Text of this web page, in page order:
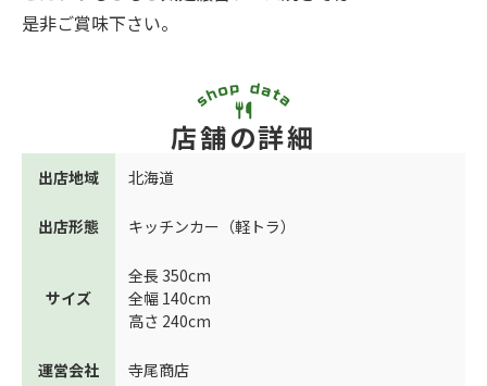
是非ご賞味下さい。
店舗の詳細
出店地域 北海道
出店形態 キッチンカー（軽トラ）
サイズ
全長 350cm
全幅 140cm
高さ 240cm
運営会社 寺尾商店